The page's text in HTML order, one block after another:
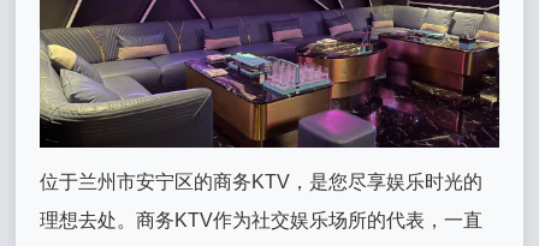
位于兰州市安宁区的商务KTV，是您尽享娱乐时光的
理想去处。商务KTV作为社交娱乐场所的代表，一直